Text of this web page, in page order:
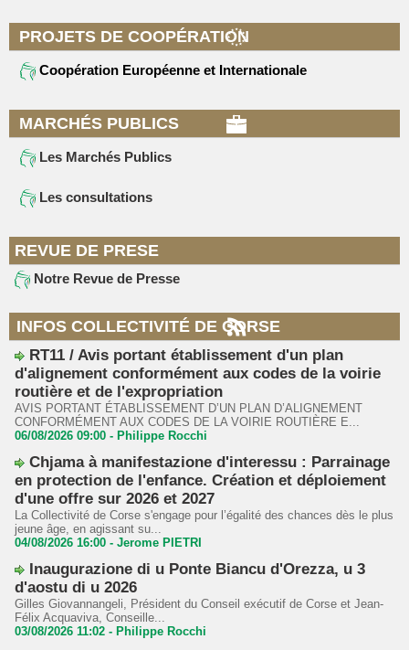
PROJETS DE COOPÉRATION
Coopération Européenne et Internationale
MARCHÉS PUBLICS
Les Marchés Publics
Les consultations
REVUE DE PRESE
Notre Revue de Presse
INFOS COLLECTIVITÉ DE CORSE
RT11 / Avis portant établissement d'un plan
d'alignement conformément aux codes de la voirie
routière et de l'expropriation
AVIS PORTANT ÉTABLISSEMENT D’UN PLAN D’ALIGNEMENT
CONFORMÉMENT AUX CODES DE LA VOIRIE ROUTIÈRE E...
06/08/2026 09:00 - Philippe Rocchi
Chjama à manifestazione d'interessu : Parrainage
en protection de l'enfance. Création et déploiement
d'une offre sur 2026 et 2027
La Collectivité de Corse s'engage pour l’égalité des chances dès le plus
jeune âge, en agissant su...
04/08/2026 16:00 - Jerome PIETRI
Inaugurazione di u Ponte Biancu d'Orezza, u 3
d'aostu di u 2026
Gilles Giovannangeli, Président du Conseil exécutif de Corse et Jean-
Félix Acquaviva, Conseille...
03/08/2026 11:02 - Philippe Rocchi